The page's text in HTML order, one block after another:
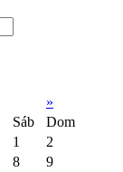
»
Sáb
Dom
1
2
8
9